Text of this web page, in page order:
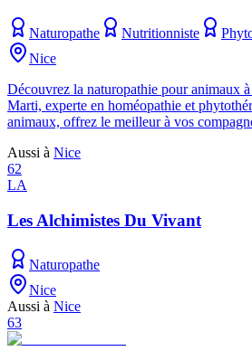
Naturopathe Nutritionniste
Nice
Découvrez la naturopathie pour animaux
Marti, experte en homéopathie et
animaux, offrez le meilleur à vos
Aussi à Nice
62
LA
Les Alchimistes Du Vivant
Naturopathe
Nice
Aussi à Nice
63